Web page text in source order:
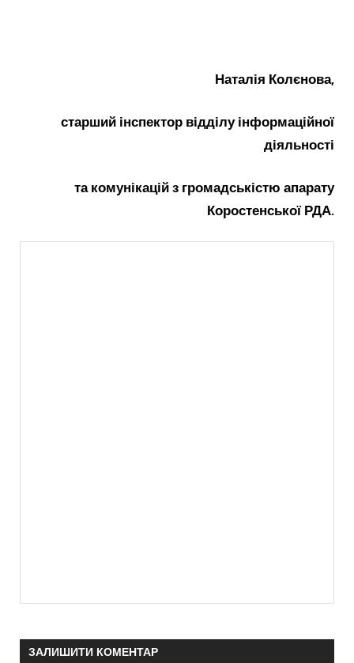
Наталія Колєнова,
старший інспектор відділу інформаційної
діяльності
та комунікацій з громадськістю апарату
Коростенської РДА.
ЗАЛИШИТИ КОМЕНТАР